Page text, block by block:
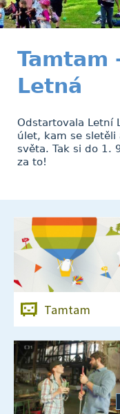
Letná
Odstartovala Letní
úlet, kam se
světa. Tak si do 1.
za to!
Tamtam